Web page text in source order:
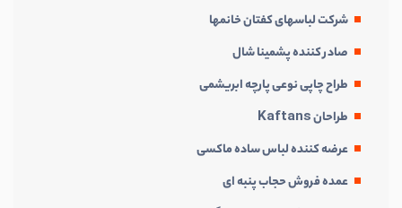
شرکت لباسهای کفتان خانمها
صادر کننده پشمینا شال
طراح چاپی نوعی پارچه ابریشمی
طراحان Kaftans
عرضه کننده لباس ساده ماکسی
عمده فروش حجاب پنبه ای